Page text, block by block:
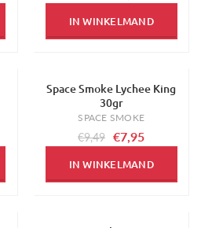
IN WINKELMAND
-16%
Space Smoke Lychee King
30gr
SPACE SMOKE
€9,49 €7,95
IN WINKELMAND